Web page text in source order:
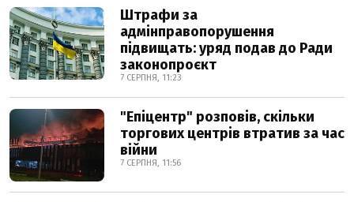
Штрафи за
адмінправопорушення
підвищать: уряд подав до Ради
законопроєкт
7 СЕРПНЯ, 11:23
"Епіцентр" розповів, скільки
торгових центрів втратив за час
війни
7 СЕРПНЯ, 11:56